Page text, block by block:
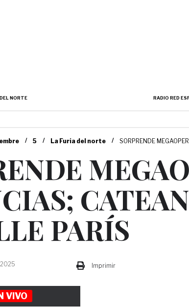
NORTE RADIO RED
/ 5 / La Furia del norte / SORPRENDE
PARÍS
Imprimir
VIVO